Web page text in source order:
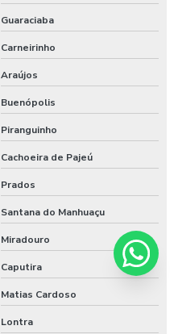
Guaraciaba
Carneirinho
Araújos
Buenópolis
Piranguinho
Cachoeira de Pajeú
Prados
Santana do Manhuaçu
Miradouro
Caputira
Matias Cardoso
Lontra